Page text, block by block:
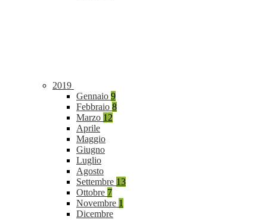
2019
Gennaio 9
Febbraio 8
Marzo 12
Aprile
Maggio
Giugno
Luglio
Agosto
Settembre 13
Ottobre 7
Novembre 1
Dicembre